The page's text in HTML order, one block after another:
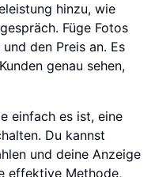
hinzu, wie
Füge Fotos
den Preis an. Es
genau sehen,
einfach es ist, eine
Du kannst
und deine Anzeige
effektive Methode,